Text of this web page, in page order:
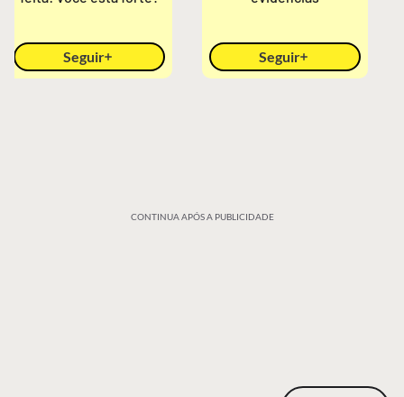
Seguir Seguir
CONTINUA APÓS A PUBLICIDADE